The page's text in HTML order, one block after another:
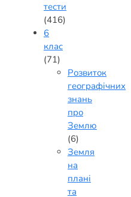
тести
(416)
6
клас
(71)
Розвиток
географічних
знань
про
Землю
(6)
Земля
на
плані
та